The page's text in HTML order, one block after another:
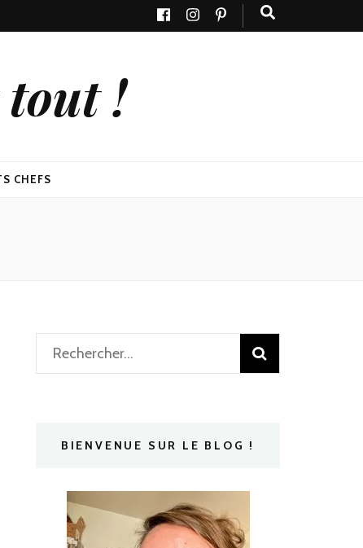
tout !
CHEFS
Rechercher :
BIENVENUE SUR LE BLOG !